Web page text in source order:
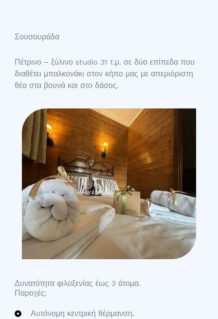
Σουσουράδα
Πέτρινο – ξύλινο studio 31 τ.μ. σε δύο επίπεδα που
διαθέτει μπαλκονάκι στον κήπο μας με απεριόριστη
θέα στα βουνά και στο δάσος.
Δυνατότητα φιλοξενίας έως 3 άτομα.
Παροχές:
Αυτόνομη κεντρική θέρμανση.